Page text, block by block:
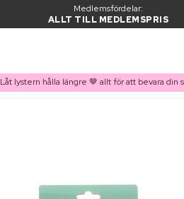
Medlemsfördelar:
ALLT TILL MEDLEMSPRIS
Låt lystern hålla längre 🤎 allt för att bevara din